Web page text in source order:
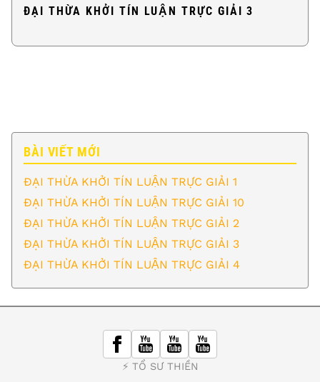
ĐẠI THỪA KHỞI TÍN LUẬN TRỰC GIẢI 3
BÀI VIẾT MỚI
ĐẠI THỪA KHỞI TÍN LUẬN TRỰC GIẢI 1
ĐẠI THỪA KHỞI TÍN LUẬN TRỰC GIẢI 10
ĐẠI THỪA KHỞI TÍN LUẬN TRỰC GIẢI 2
ĐẠI THỪA KHỞI TÍN LUẬN TRỰC GIẢI 3
ĐẠI THỪA KHỞI TÍN LUẬN TRỰC GIẢI 4
⚡️ TỔ SƯ THIỀN